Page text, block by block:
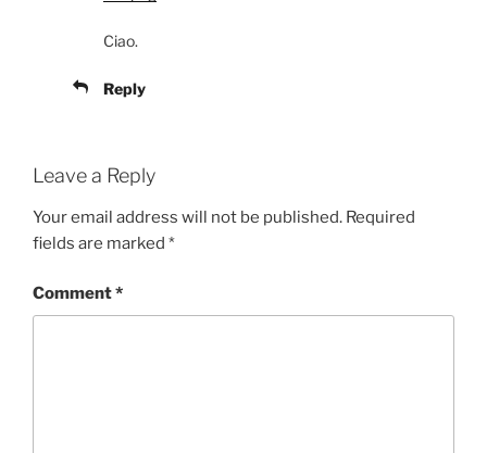
Ciao.
Reply
Leave a Reply
Your email address will not be published. Required
fields are marked *
Comment*